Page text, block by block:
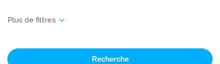
Recherche